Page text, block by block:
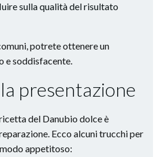
sulla qualità del risultato
potrete ottenere un
e soddisfacente.
presentazione
del Danubio dolce è
Ecco alcuni trucchi per
appetitoso: